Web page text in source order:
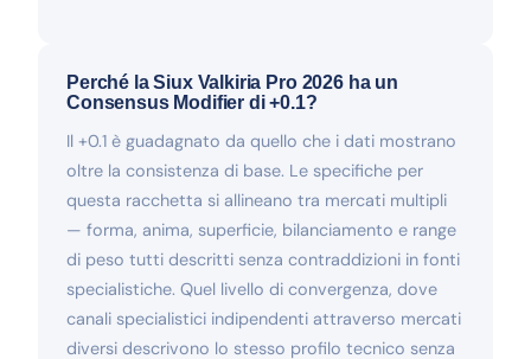
Perché la Siux Valkiria Pro 2026 ha un
Consensus Modifier di +0.1?
Il +0.1 è guadagnato da quello che i dati mostrano
oltre la consistenza di base. Le specifiche per
questa racchetta si allineano tra mercati multipli
— forma, anima, superficie, bilanciamento e range
di peso tutti descritti senza contraddizioni in fonti
specialistiche. Quel livello di convergenza, dove
canali specialistici indipendenti attraverso mercati
diversi descrivono lo stesso profilo tecnico senza